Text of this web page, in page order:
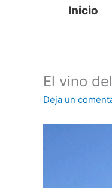
Inicio
El vino
Deja un